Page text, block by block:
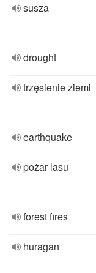
susza
drought
trzęsienie ziemi
earthquake
pożar lasu
forest fires
huragan